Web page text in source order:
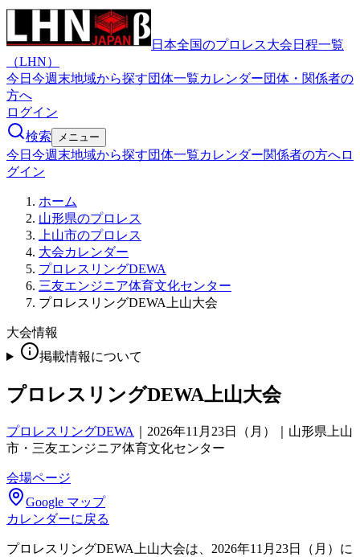
日本全国のプロレス大会日程一覧
（LHN）
今日 今週末地域から探す団体一覧カレンダー団体・関係者の
方へ
ログイン
検索
メニュー
今日 今週末地域から探す団体一覧カレンダー関係者の方へロ
グイン
ホーム
山形県のプロレス
上山市のプロレス
大会カレンダー
プロレスリングDEWA
三友エンジニア体育文化センター
プロレスリングDEWA上山大会
大会情報
掲載情報について
プロレスリングDEWA上山大会
プロレスリングDEWA
2026年11月23日（月）｜山形県上山
市・三友エンジニア体育文化センター
会場ページ
Google マップ
カレンダーに戻る
プロレスリングDEWA上山大会は、2026年11月23日（月）に